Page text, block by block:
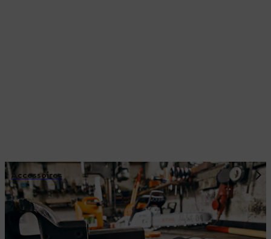
Accessoires